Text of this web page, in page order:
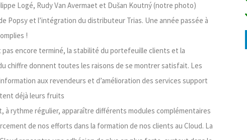
Logé, Rudy Van Avermaet et Dušan Koutný (notre photo)
Popsy et l’intégration du distributeur Trias. Une année passée à
!
pas encore terminé, la stabilité du portefeuille clients et la
chiffre donnent toutes les raisons de se montrer satisfait. Les
aux revendeurs et d’amélioration des services support
déjà leurs fruits
à rythme régulier, apparaître différents modules complémentaires
de nos efforts dans la formation de nos clients au Cloud. La